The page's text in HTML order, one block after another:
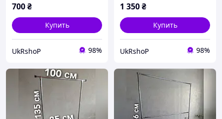
700₴
Купить
UkRshoP 98%
1 350₴
Купить
UkRshoP 98%